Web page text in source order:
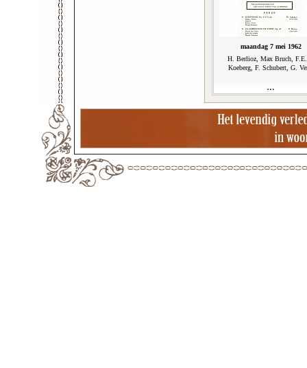
maandag 7 mei 1962
H. Berlioz, Max Bruch,
Koeberg, F. Schubert, G.